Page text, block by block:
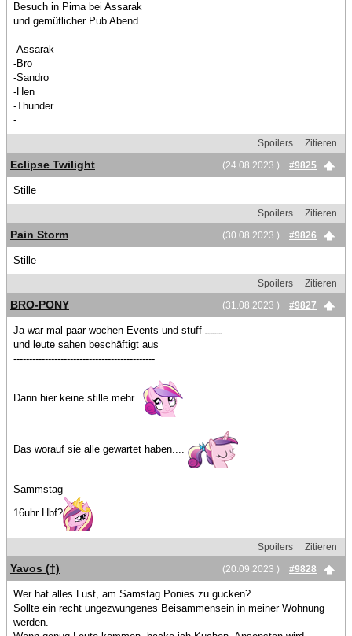
Besuch in Pirna bei Assarak
und gemütlicher Pub Abend
-Assarak
-Bro
-Sandro
-Hen
-Thunder
-
Spoilers
Zitieren
(24.08.2023 )
#9825
Eclipse Twilight
Stille
Spoilers
Zitieren
(30.08.2023 )
#9826
Pain Storm
Stille
Spoilers
Zitieren
(31.08.2023 )
#9827
BRO-PONY
Ja war mal paar wochen Events und stuff
und leute sahen beschäftigt aus
---------------------------------------------
Dann hier keine stille mehr...
Das worauf sie alle gewartet haben....
Sammstag
16uhr Hbf?
Spoilers
Zitieren
(20.09.2023 )
#9828
Yavos (†)
Wer hat alles Lust, am Samstag Ponies zu gucken?
Sollte ein recht ungezwungenes Beisammensein in meiner Wohnung
werden.